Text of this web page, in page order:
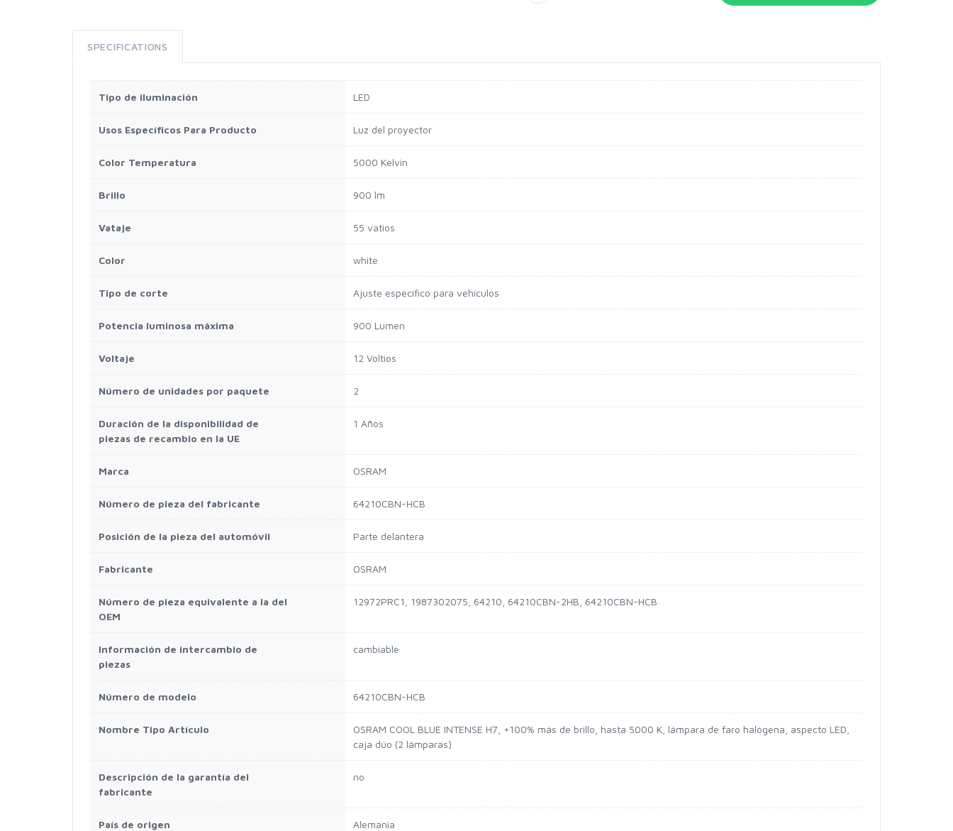
SPECIFICATIONS
Tipo de iluminación LED
Usos Específicos Para Producto Luz del proyector
Color Temperatura 5000 Kelvin
Brillo 900 lm
Vataje 55 vatios
Color white
Tipo de corte Ajuste específico para vehículos
Potencia luminosa máxima 900 Lumen
Voltaje 12 Voltios
Número de unidades por paquete 2
Duración de la disponibilidad de
piezas de recambio en la UE
1 Años
Marca OSRAM
Número de pieza del fabricante 64210CBN-HCB
Posición de la pieza del automóvil Parte delantera
Fabricante OSRAM
Número de pieza equivalente a la del
OEM
12972PRC1, 1987302075, 64210, 64210CBN-2HB, 64210CBN-HCB
Información de intercambio de
piezas
cambiable
Número de modelo 64210CBN-HCB
Nombre Tipo Artículo
OSRAM COOL BLUE INTENSE H7, +100% más de brillo, hasta 5000 K, lámpara de faro halógena, aspecto LED,
caja dúo (2 lámparas)
Descripción de la garantía del
fabricante
no
País de origen Alemania